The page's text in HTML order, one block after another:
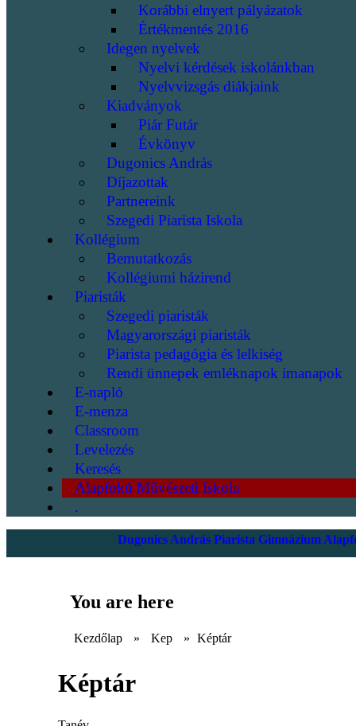
Korábbi elnyert pályázatok
Értékmentés 2016
Idegen nyelvek
Nyelvi kérdések iskolánkban
Nyelvvizsgás diákjaink
Kiadványok
Piár Futár
Évkönyv
Dugonics András
Díjazottak
Partnereink
Szegedi Piarista Iskola
Kollégium
Bemutatkozás
Kollégiumi házirend
Piaristák
Szegedi piaristák
Magyarországi piaristák
Piarista pedagógia és lelkiség
Rendi ünnepek emléknapok imanapok
E-napló
E-menza
Classroom
Levelezés
Keresés
Alapfokú Művészeti Iskola
.
Dugonics András Piarista Gimnázium
You are here
Kezdőlap » Kep » Képtár
Képtár